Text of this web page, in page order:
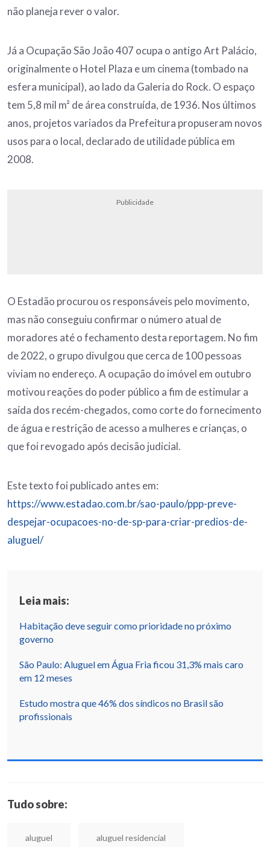
não planeja rever o valor.
Já a Ocupação São João 407 ocupa o antigo Art Palácio,
originalmente o Hotel Plaza e um cinema (tombado na
esfera municipal), ao lado da Galeria do Rock. O espaço
tem 5,8 mil m² de área construída, de 1936. Nos últimos
anos, projetos variados da Prefeitura propuseram novos
usos para o local, declarado de utilidade pública em
2008.
Publicidade
O Estadão procurou os responsáveis pelo movimento,
mas não conseguiu confirmar o número atual de
moradores até o fechamento desta reportagem. No fim
de 2022, o grupo divulgou que cerca de 100 pessoas
viviam no endereço. A ocupação do imóvel em outubro
motivou reações do poder público a fim de estimular a
saída dos recém-chegados, como corte do fornecimento
de água e restrição de acesso a mulheres e crianças, o
que foi revogado após decisão judicial.
Este texto foi publicado antes em:
https://www.estadao.com.br/sao-paulo/ppp-preve-
despejar-ocupacoes-no-de-sp-para-criar-predios-de-
aluguel/
Leia mais:
Habitação deve seguir como prioridade no próximo
governo
São Paulo: Aluguel em Água Fria ficou 31,3% mais caro
em 12 meses
Estudo mostra que 46% dos síndicos no Brasil são
profissionais
Tudo sobre:
aluguel aluguel residencial